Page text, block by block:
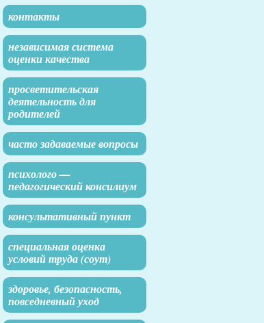
контакты
независимая система
оценки качества
просветительская
деятельность для
родителей
часто задаваемые вопросы
психолого —
педагогический консилиум
консультативный пункт
специальная оценка
условий труда (соут)
здоровье, безопасность,
повседневный уход